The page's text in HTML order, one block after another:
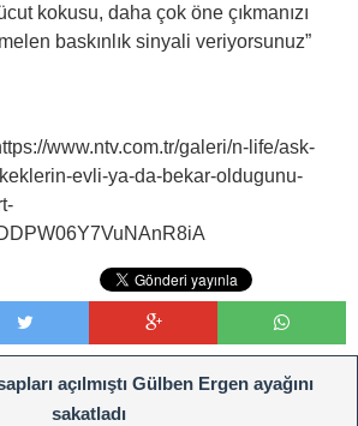
kokusu, daha çok öne çıkmanızı
baskınlık sinyali veriyorsunuz”
www.ntv.com.tr/galeri/n-life/ask-
evli-ya-da-bekar-oldugunu-
açılmıştı Gülben Ergen ayağını
sakatladı